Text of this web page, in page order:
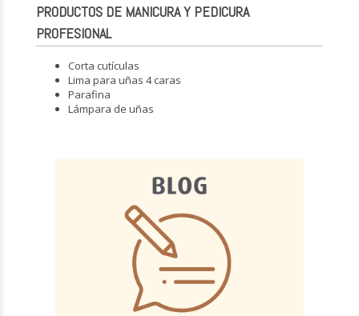
PRODUCTOS DE MANICURA Y PEDICURA
PROFESIONAL
Corta cutículas
Lima para uñas 4 caras
Parafina
Lámpara de uñas